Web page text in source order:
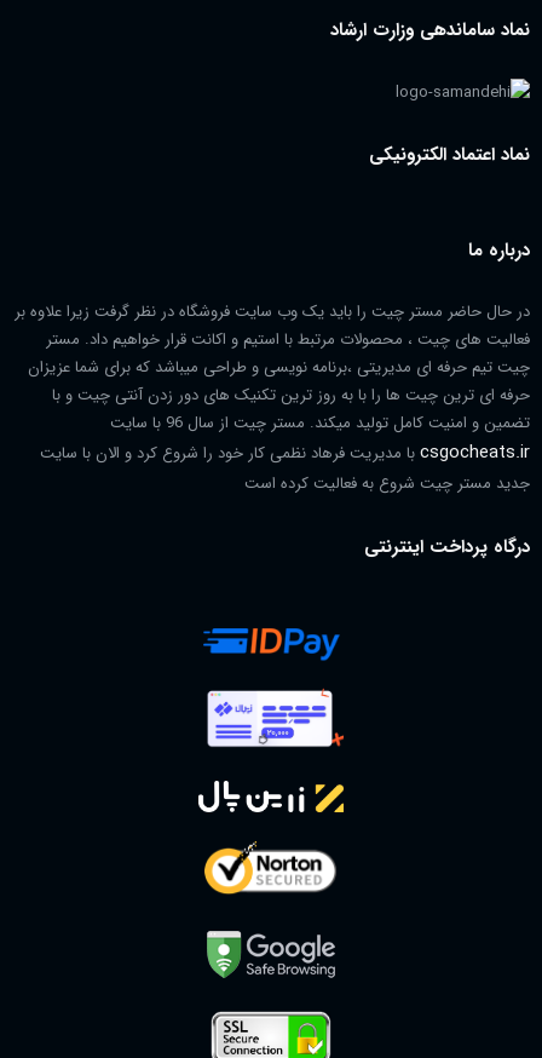
نماد ساماندهی وزارت ارشاد
نماد اعتماد الکترونیکی
درباره ما
در حال حاضر مستر چیت را باید یک وب سایت فروشگاه در نظر گرفت زیرا علاوه بر
فعالیت های چیت ، محصولات مرتبط با استیم و اکانت قرار خواهیم داد. مستر
چیت تیم حرفه ای مدیریتی ،برنامه نویسی و طراحی میباشد که برای شما عزیزان
حرفه ای ترین چیت ها را با به روز ترین تکنیک های دور زدن آنتی چیت و با
تضمین و امنیت کامل تولید میکند. مستر چیت از سال 96 با سایت
csgocheats.irبا مدیریت فرهاد نظمی کار خود را شروع کرد و الان با سایت
جدید مستر چیت شروع به فعالیت کرده است
درگاه پرداخت اینترنتی